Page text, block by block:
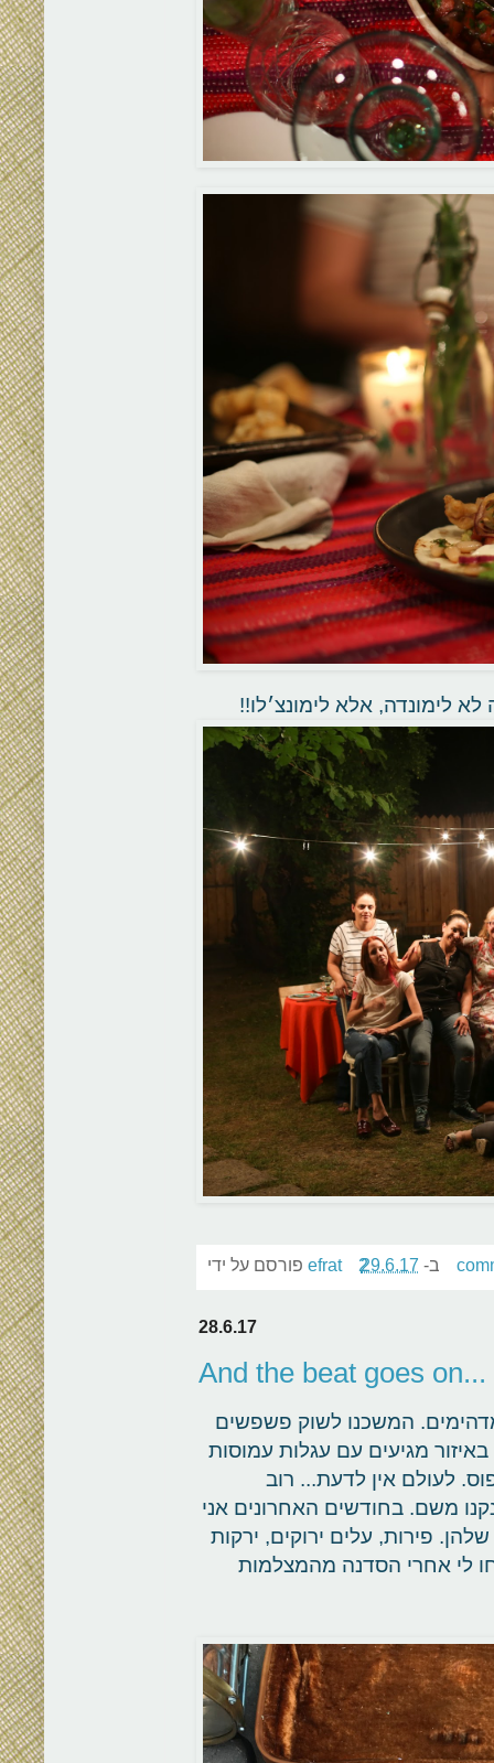
לימונדה, אלא לימונצ׳לו!!
efrat ב- 29.6.17 2
28.6.17
And the beat goes on...
המשכנו לשוק פשפשים
מגיעים עם עגלות עמוסות
לעולם אין לדעת... רוב
משם. בחודשים האחרונים אני
פירות, עלים ירוקים, ירקות
לי אחרי הסדנה מהמצלמות